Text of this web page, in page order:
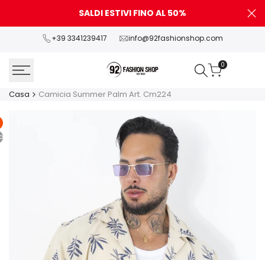
contenuto
SALDI ESTIVI FINO AL 50%
+39 3341239417 info@92fashionshop.com
0
Casa Camicia Summer Palm Art. Cm224